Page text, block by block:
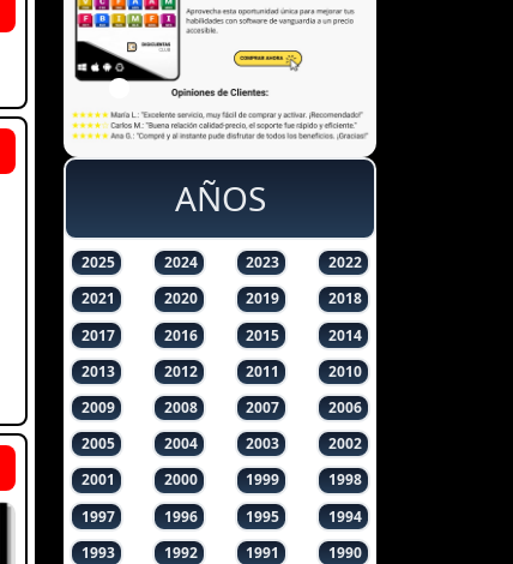
AÑOS
2025 2024 2023
2022
2021
2020 2019
2018
2017
2016 2015
2014
2013
2012 2011
2010
2009
2008 2007
2006
2005
2004 2003
2002
2001
2000 1999
1998
1997
1996 1995
1994
1993
1992 1991
1990